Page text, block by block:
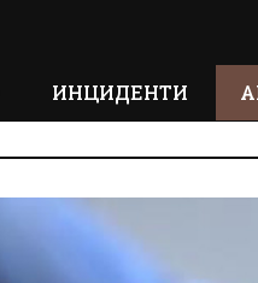
ИНЦИДЕНТИ